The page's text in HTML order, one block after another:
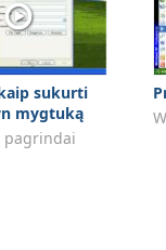
sukurti
mygtuką
pagrindai